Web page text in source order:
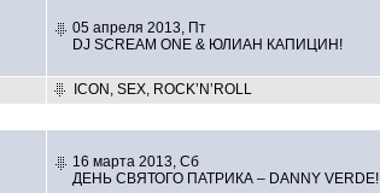
05 апреля 2013, Пт
DJ SCREAM ONE & ЮЛИАН КАПИЦИН!
ICON, SEX, ROCK’N’ROLL
16 марта 2013, Сб
ДЕНЬ СВЯТОГО ПАТРИКА – DANNY VERDE!